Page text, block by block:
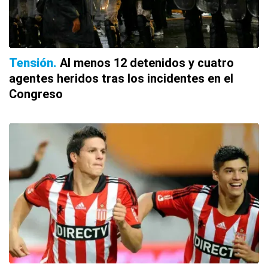
Tensión Al menos 12 detenidos y cuatro
agentes heridos tras los incidentes en el
Congreso